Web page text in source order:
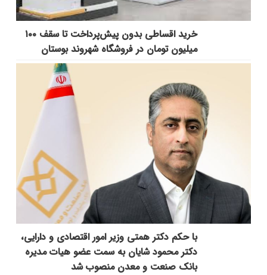
خرید اقساطی بدون پیش‌پرداخت تا سقف ۱۰۰
میلیون تومان در فروشگاه شهروند بوستان
با حکم دکتر همتی وزیر امور اقتصادی و دارایی،
دکتر محمود شایان به سمت عضو هیات مدیره
بانک صنعت و معدن منصوب شد